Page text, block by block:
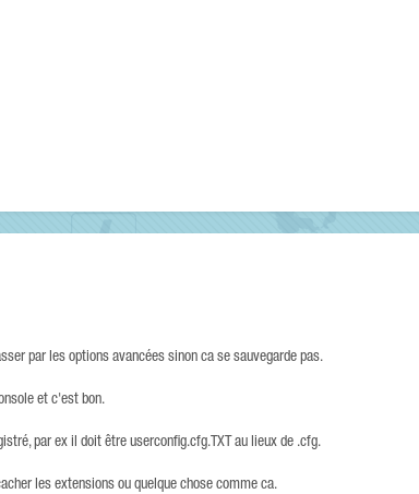
par les options avancées sinon ca se sauvegarde pas.
et c'est bon.
par ex il doit être userconfig.cfg.TXT au lieux de .cfg.
les extensions ou quelque chose comme ca.